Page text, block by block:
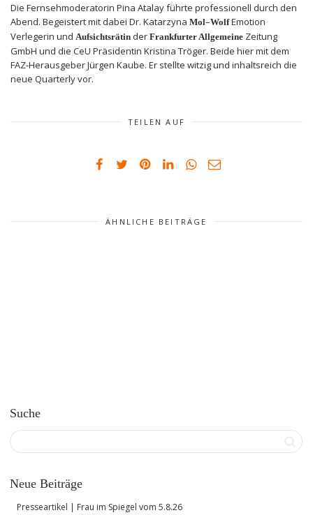
Die Fernsehmoderatorin Pina Atalay führte professionell durch den
Abend. Begeistert mit dabei Dr. Katarzyna Mol–WolfEmotion
Verlegerin und Aufsichtsrätin der Frankfurter Allgemeine Zeitung
GmbH und die CeU Präsidentin Kristina Tröger. Beide hier mit dem
FAZ-Herausgeber Jürgen Kaube. Er stellte witzig und inhaltsreich die
neue Quarterly vor.
TEILEN AUF
ÄHNLICHE BEITRÄGE
Suche
Neue Beiträge
Presseartikel | Frau im Spiegel vom 5.8.26